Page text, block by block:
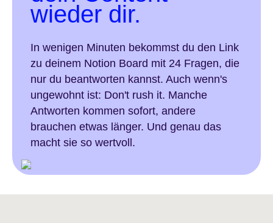
wieder dir.
In wenigen Minuten bekommst du den Link
zu deinem Notion Board mit 24 Fragen, die
nur du beantworten kannst. Auch wenn's
ungewohnt ist: Don't rush it. Manche
Antworten kommen sofort, andere
brauchen etwas länger. Und genau das
macht sie so wertvoll.